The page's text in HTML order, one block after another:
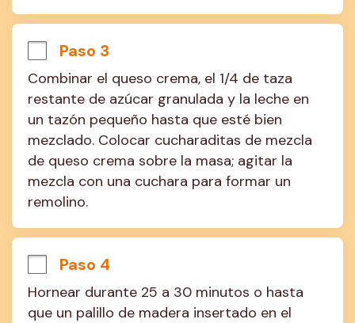
Paso 3
Combinar el queso crema, el 1/4 de taza
restante de azúcar granulada y la leche en
un tazón pequeño hasta que esté bien
mezclado. Colocar cucharaditas de mezcla
de queso crema sobre la masa; agitar la
mezcla con una cuchara para formar un
remolino.
Paso 4
Hornear durante 25 a 30 minutos o hasta
que un palillo de madera insertado en el